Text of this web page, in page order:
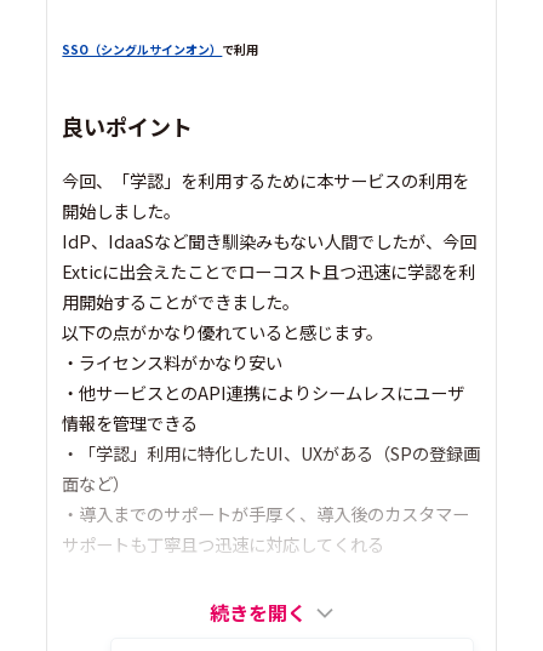
SSO（シングルサインオン） で利用
良いポイント
今回、「学認」を利用するために本サービスの利用を
開始しました。
IdP、IdaaSなど聞き馴染みもない人間でしたが、今回
Exticに出会えたことでローコスト且つ迅速に学認を利
用開始することができました。
以下の点がかなり優れていると感じます。
・ライセンス料がかなり安い
・他サービスとのAPI連携によりシームレスにユーザ
情報を管理できる
・「学認」利用に特化したUI、UXがある（SPの登録画
面など）
・導入までのサポートが手厚く、導入後のカスタマー
サポートも丁寧且つ迅速に対応してくれる
続きを開く